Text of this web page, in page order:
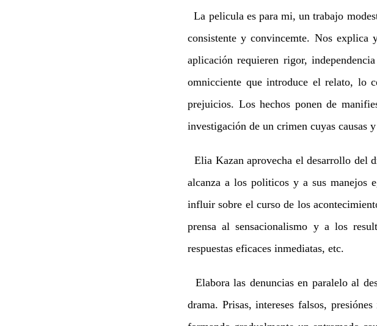
La pelicula es para mi, un trabajo
consistente y convincemte. Nos
aplicación requieren rigor,
omnicciente que introduce el relato, lo
prejuicios. Los hechos ponen de
investigación de un crimen cuyas causas
Elia Kazan aprovecha el desarrollo del
alcanza a los politicos y a sus manejos
influir sobre el curso de los
prensa al sensacionalismo y a los
respuestas eficaces inmediatas, etc.
Elabora las denuncias en paralelo al
drama. Prisas, intereses falsos,